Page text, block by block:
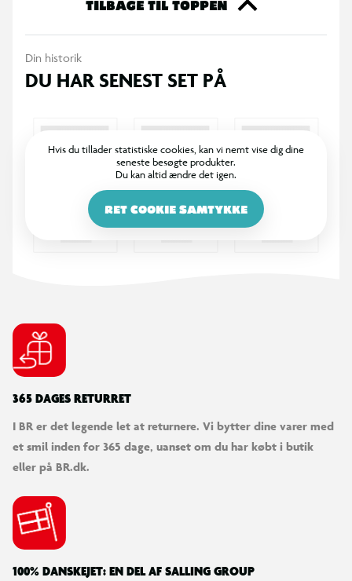
Specifikationer:
Batteri: 10.8V3.1Ah
Nettovægt: 0,073 kg
Bredde: 71 mm
Kompatibel: Kun med litium batterier i til ovenstående
TILBAGE TIL TOPPEN
Din historik
DU HAR SENEST SET PÅ
Hvis du tillader statistiske cookies, kan vi nemt vise dig dine
seneste besøgte produkter.
Du kan altid ændre det igen.
RET COOKIE SAMTYKKE
365 DAGES RETURRET
I BR er det legende let at returnere. Vi bytter dine varer med
et smil inden for 365 dage, uanset om du har købt i butik
eller på BR.dk.
100% DANSKEJET: EN DEL AF SALLING GROUP